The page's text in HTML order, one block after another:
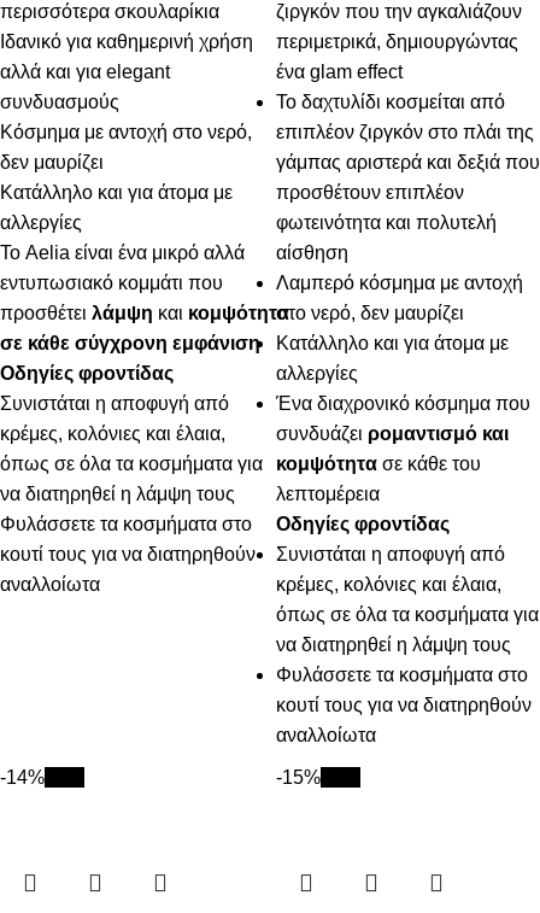
περισσότερα σκουλαρίκια
Ιδανικό για καθημερινή χρήση
αλλά και για elegant
συνδυασμούς
Κόσμημα με αντοχή στο νερό,
δεν μαυρίζει
Κατάλληλο και για άτομα με
αλλεργίες
Το Aelia είναι ένα μικρό αλλά
εντυπωσιακό κομμάτι που
προσθέτει λάμψη και κομψότητα
σε κάθε σύγχρονη εμφάνιση
Οδηγίες φροντίδας
Συνιστάται η αποφυγή από
κρέμες, κολόνιες και έλαια,
όπως σε όλα τα κοσμήματα για
να διατηρηθεί η λάμψη τους
Φυλάσσετε τα κοσμήματα στο
κουτί τους για να διατηρηθούν
αναλλοίωτα
ζιργκόν που την αγκαλιάζουν
περιμετρικά, δημιουργώντας
ένα glam effect
Το δαχτυλίδι κοσμείται από
επιπλέον ζιργκόν στο πλάι της
γάμπας αριστερά και δεξιά που
προσθέτουν επιπλέον
φωτεινότητα και πολυτελή
αίσθηση
Λαμπερό κόσμημα με αντοχή
στο νερό, δεν μαυρίζει
Κατάλληλο και για άτομα με
αλλεργίες
Ένα διαχρονικό κόσμημα που
συνδυάζει ρομαντισμό και
κομψότητα σε κάθε του
λεπτομέρεια
Οδηγίες φροντίδας
Συνιστάται η αποφυγή από
κρέμες, κολόνιες και έλαια,
όπως σε όλα τα κοσμήματα για
να διατηρηθεί η λάμψη τους
Φυλάσσετε τα κοσμήματα στο
κουτί τους για να διατηρηθούν
αναλλοίωτα
-14% -15%